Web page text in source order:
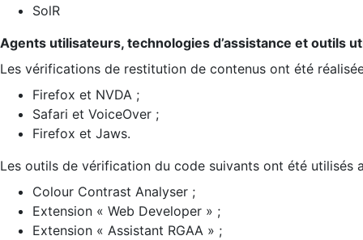
SolR
Agents utilisateurs, technologies d’assistance et outils
Les vérifications de restitution de contenus ont été
Firefox et NVDA ;
Safari et VoiceOver ;
Firefox et Jaws.
Les outils de vérification du code suivants ont été utilisés
Colour Contrast Analyser ;
Extension « Web Developer » ;
Extension « Assistant RGAA » ;